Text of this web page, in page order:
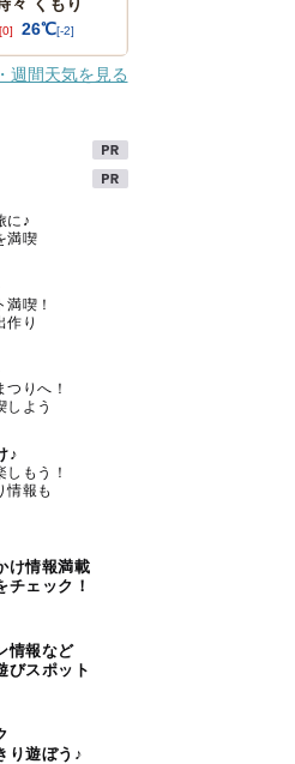
[0] 26℃[-2]
週間天気を見る
に♪
満喫
喫！
作り
りへ！
しよう
♪
もう！
情報も
け情報満載
チェック！
情報など
びスポット
り遊ぼう♪